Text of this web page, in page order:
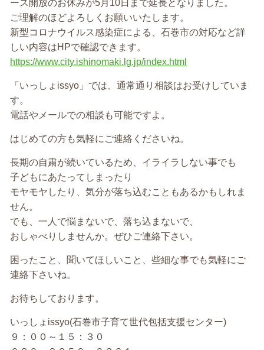
ース開放のお休みが5月10日まで延長となりました。
ご理解のほどよろしくお願いいたします。
新型コロナウイルス感染症による、石巻市の対応など詳
しい内容はHPで確認できます。
https://www.city.ishinomaki.lg.jp/index.html
「いっしょissyo」では、通常通り相談はお受けしていま
す。
電話やメールでの相談も可能ですよ。
はじめての方も気軽にご連絡くださいね。
長期の自粛が続いているため、イライラしない事でも
子どもにあたってしまったり
モヤモヤしたり、気分が落ち込むこともあるかもしれま
せん。
でも、一人で悩まないで、落ち込まないで、
おしゃべりしませんか。ぜひご連絡下さい。
困ったこと、聞いてほしいこと、些細な事でも気軽にご
連絡下さいね。
お待ちしております。
いっしょissyo(石巻市子育て世代包括支援センター)
９：００～１５：３０